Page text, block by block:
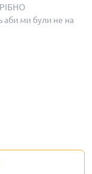
аби ми були не на